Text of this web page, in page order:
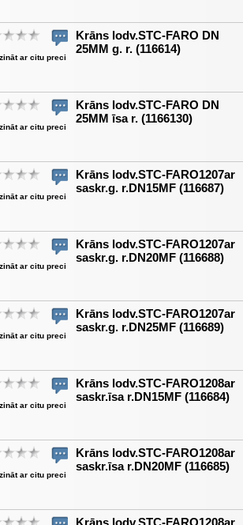
ar citu preci
Krāns lodv.STC-FARO DN
25MM g. r. (116614)
ar citu preci
Krāns lodv.STC-FARO DN
25MM īsa r. (1166130)
ar citu preci
Krāns lodv.STC-FARO1207ar
saskr.g. r.DN15MF (116687)
ar citu preci
Krāns lodv.STC-FARO1207ar
saskr.g. r.DN20MF (116688)
ar citu preci
Krāns lodv.STC-FARO1207ar
saskr.g. r.DN25MF (116689)
ar citu preci
Krāns lodv.STC-FARO1208ar
saskr.īsa r.DN15MF (116684)
ar citu preci
Krāns lodv.STC-FARO1208ar
saskr.īsa r.DN20MF (116685)
Krāns lodv.STC-FARO1208ar